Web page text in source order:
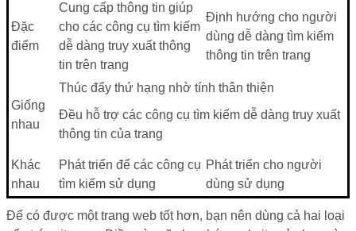
Đặc
điểm
Cung cấp thông tin giúp
cho các công cụ tìm kiếm
dễ dàng truy xuất thông
tin trên trang
Định hướng cho người
dùng dễ dàng tìm kiếm
thông tin trên trang
Giống
nhau
Thúc đẩy thứ hạng nhờ tính thân thiện
Đều hỗ trợ các công cụ tìm kiếm dễ dàng truy xuất
thông tin của trang
Khác
nhau
Phát triển để các công cụ
tìm kiếm sử dụng
Phát triển cho người
dùng sử dụng
Để có được một trang web tốt hơn, bạn nên dùng cả hai loại